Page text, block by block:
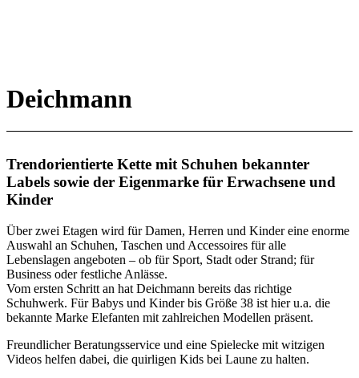
Deichmann
Trendorientierte Kette mit Schuhen bekannter
Labels sowie der Eigenmarke für Erwachsene und
Kinder​
Über zwei Etagen wird für Damen, Herren und Kinder eine enorme
Auswahl an Schuhen, Taschen und Accessoires für alle
Lebenslagen angeboten – ob für Sport, Stadt oder Strand; für
Business oder festliche Anlässe.
Vom ersten Schritt an hat Deichmann bereits das richtige
Schuhwerk. Für Babys und Kinder bis Größe 38 ist hier u.a. die
bekannte Marke Elefanten mit zahlreichen Modellen präsent.
Freundlicher Beratungsservice und eine Spielecke mit witzigen
Videos helfen dabei, die quirligen Kids bei Laune zu halten.